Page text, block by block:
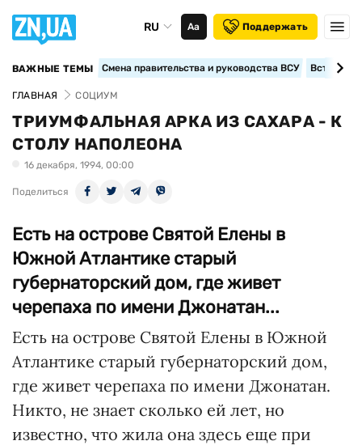
RU Аа Поддержать
ВАЖНЫЕ ТЕМЫ Смена правительства и руководства ВСУ
ГЛАВНАЯ СОЦИУМ
ТРИУМФАЛЬНАЯ АРКА ИЗ САХАРА - К
СТОЛУ НАПОЛЕОНА
16 декабря, 1994, 00:00
Поделиться
Есть на острове Святой Елены в
Южной Атлантике старый
губернаторский дом, где живет
черепаха по имени Джонатан...
Есть на острове Святой Елены в Южной
Атлантике старый губернаторский дом,
где живет черепаха по имени Джонатан.
Никто, не знает сколько ей лет, но
известно, что жила она здесь еще при